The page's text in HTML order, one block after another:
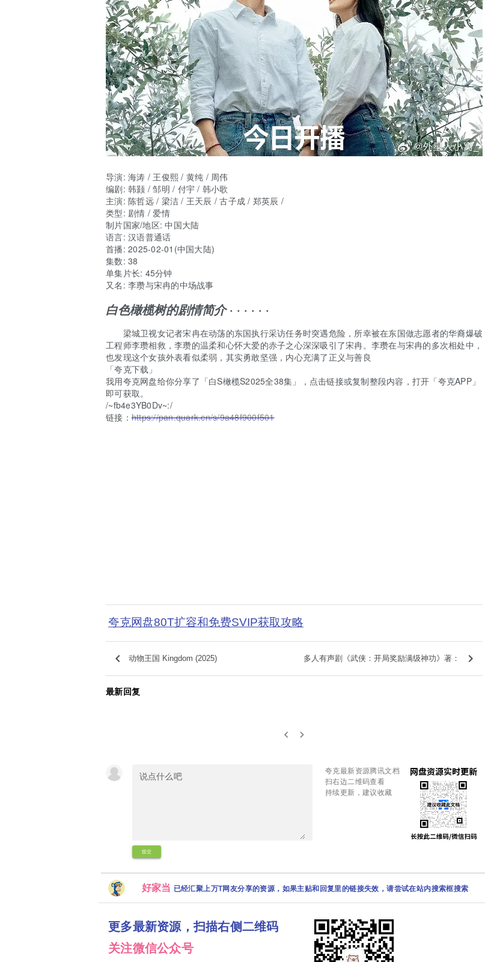
导演:海涛 / 王俊熙 / 黄纯 / 周伟
编剧:韩颢 /邹明 / 付宇 / 韩小歌
主演:陈哲远/ 梁洁 / 王天辰 /古子成 / 郑英辰 /
类型: 剧情 / 爱情
制片国家/地区: 中国大陆
语言: 汉语普通话
首播: 2025-02-01(中国大陆)
集数: 38
单集片长: 45分钟
又名: 李瓒与宋冉的中场战事
白色橄榄树的剧情简介· · · · · ·
梁城卫视女记者宋冉在动荡的东国执行采访任务时突遇危险，所幸被在东国做志愿者的华裔爆破
工程师李瓒相救，李瓒的温柔和心怀大爱的赤子之心深深吸引了宋冉。李瓒在与宋冉的多次相处中，
也发现这个女孩外表看似柔弱，其实勇敢坚强，内心充满了正义与善良
「夸克下载」
我用夸克网盘给你分享了「白S橄榄S2025全38集」，点击链接或复制整段内容，打开「夸克APP」
即可获取。
/~fb4e3YB0Dv~:/
链接：https://pan.quark.cn/s/9a48f900f501
夸克网盘80T扩容和免费SVIP获取攻略
keyboard_arrow_left 动物王国 Kingdom (2025) 多人有声剧《武侠：开局奖励满级神功》著： keyboard_arrow_right
最新回复
keyboard_arrow_left keyboard_arrow_right
提交
夸克最新资源腾讯文档
扫右边二维码查看
持续更新，建议收藏
好家当 已经汇聚上万T网友分享的资源，如果主贴和回复里的链接失效，请尝试在站内搜索框搜索
更多最新资源，扫描右侧二维码
关注微信公众号